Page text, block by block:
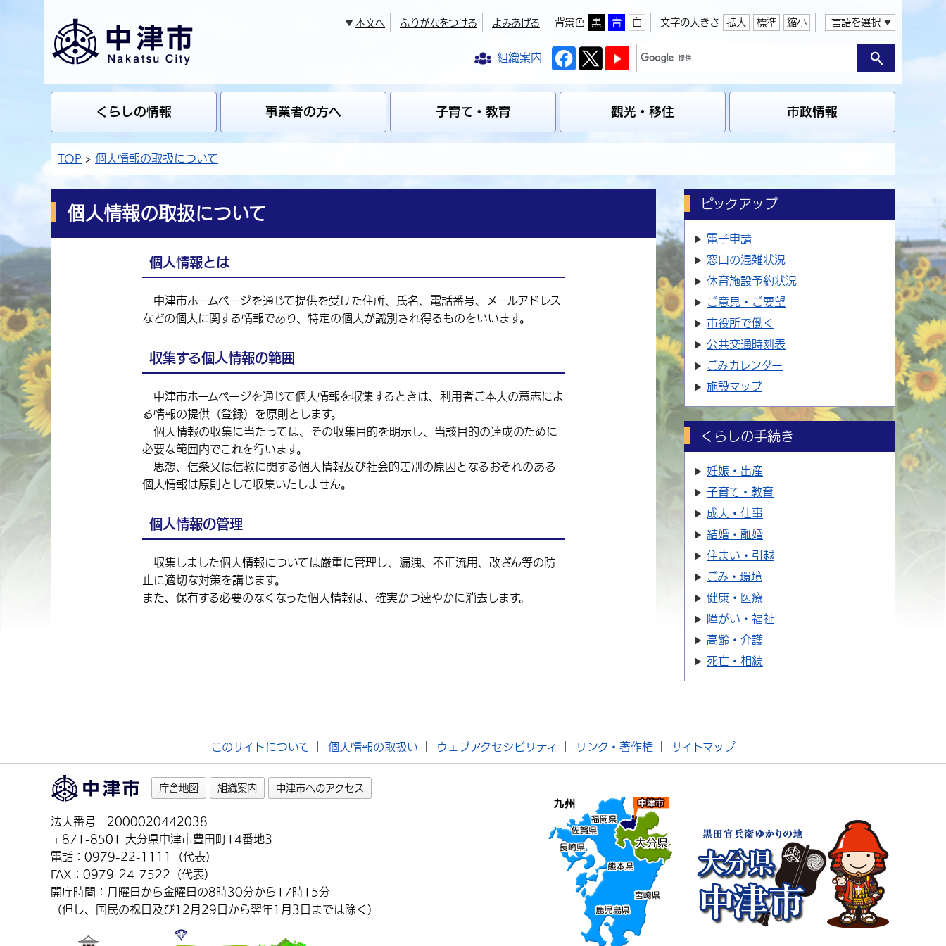
本文へ ふりがなをつける よみあげる 背景色 黒 青 白 文字の大きさ 拡大 標準 縮小 言語を選択
組織案内
くらしの情報 事業者の方へ 子育て・教育 観光・移住 市政情報
TOP 個人情報の取扱について
個人情報の取扱について
個人情報とは
中津市ホームページを通じて提供を受けた住所、氏名、電話番号、メールアドレス
などの個人に関する情報であり、特定の個人が識別され得るものをいいます。
収集する個人情報の範囲
中津市ホームページを通じて個人情報を収集するときは、利用者ご本人の意志によ
る情報の提供（登録）を原則とします。
個人情報の収集に当たっては、その収集目的を明示し、当該目的の達成のために
必要な範囲内でこれを行います。
思想、信条又は信教に関する個人情報及び社会的差別の原因となるおそれのある
個人情報は原則として収集いたしません。
個人情報の管理
収集しました個人情報については厳重に管理し、漏洩、不正流用、改ざん等の防
止に適切な対策を講じます。
また、保有する必要のなくなった個人情報は、確実かつ速やかに消去します。
ピックアップ
電子申請
窓口の混雑状況
体育施設予約状況
ご意見・ご要望
市役所で働く
公共交通時刻表
ごみカレンダー
施設マップ
くらしの手続き
妊娠・出産
子育て・教育
成人・仕事
結婚・離婚
住まい・引越
ごみ・環境
健康・医療
障がい・福祉
高齢・介護
死亡・相続
このサイトについて 個人情報の取扱い ウェブアクセシビリティ リンク・著作権 サイトマップ
庁舎地図 組織案内 中津市へのアクセス
法人番号 2000020442038
〒871-8501 大分県中津市豊田町14番地3
電話：0979-22-1111（代表）
FAX：0979-24-7522（代表）
開庁時間：月曜日から金曜日の8時30分から17時15分
（但し、国民の祝日及び12月29日から翌年1月3日までは除く）